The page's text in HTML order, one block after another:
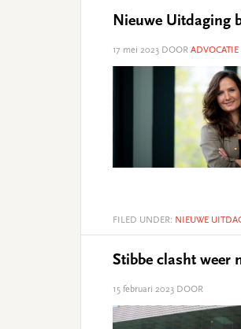
Nieuwe Uitdaging
17 mei 2023 DOOR ADVOCATIE
FILED UNDER: NIEUWE
Stibbe clasht weer
15 februari 2023 DOOR